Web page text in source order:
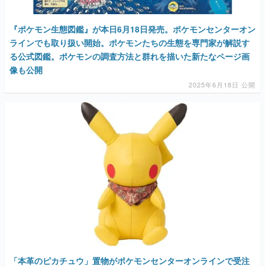
『ポケモン生態図鑑』が本日6月18日発売。ポケモンセンターオン
ラインでも取り扱い開始。ポケモンたちの生態を専門家が解説す
る公式図鑑。ポケモンの調査方法と群れを描いた新たなページ画
像も公開
2025年6月18日 公開
「本革のピカチュウ」置物がポケモンセンターオンラインで受注